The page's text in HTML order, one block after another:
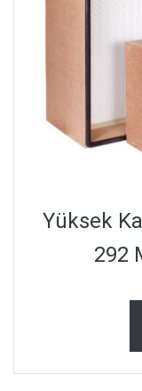
Yüksek
292